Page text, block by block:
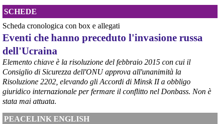
@peacelink - 6/8/2026 21:50
corriereditaranto.it/2026/08/0
Aprendo i lavori, il ministro Urso ha sottolineato come il Governo
debba necessariamente prendere atto della decisione della Corte
d’Appello di Milano, ricordando che il provvedimento è già stato
inserito nella data room della procedura di vendita. “Alla luce del
nuovo scenario – ha spiegato – Jindal ha presentato una proposta
aggiornata sull’intero perimetro aziendale che tiene conto della
chiusura dell’area a caldo e che i commissari stanno valutando”.
#ILVA #Taranto
SCHEDE
Scheda cronologica con box e allegati
Eventi che hanno preceduto l'invasione russa
dell'Ucraina
Elemento chiave è la risoluzione del febbraio 2015 con cui il
Consiglio di Sicurezza dell'ONU approva all'unanimità la
Risoluzione 2202, elevando gli Accordi di Minsk II a obbligo
giuridico internazionale per fermare il conflitto nel Donbass. Non è
stata mai attuata.
PEACELINK ENGLISH